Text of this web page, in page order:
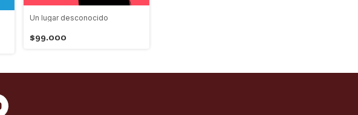
Un lugar desconocido
$99.000